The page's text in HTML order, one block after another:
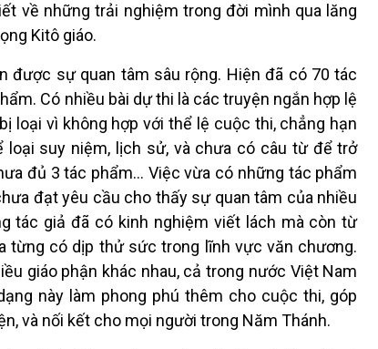
về những trải nghiệm trong đời mình qua lăng
Kitô giáo.
được sự quan tâm sâu rộng. Hiện đã có 70 tác
Có nhiều bài dự thi là các truyện ngắn hợp lệ
loại vì không hợp với thể lệ cuộc thi, chẳng hạn
loại suy niệm, lịch sử, và chưa có câu từ để trở
đủ 3 tác phẩm... Việc vừa có những tác phẩm
đạt yêu cầu cho thấy sự quan tâm của nhiều
tác giả đã có kinh nghiệm viết lách mà còn từ
từng có dịp thử sức trong lĩnh vực văn chương.
giáo phận khác nhau, cả trong nước Việt Nam
này làm phong phú thêm cho cuộc thi, góp
và nối kết cho mọi người trong Năm Thánh.